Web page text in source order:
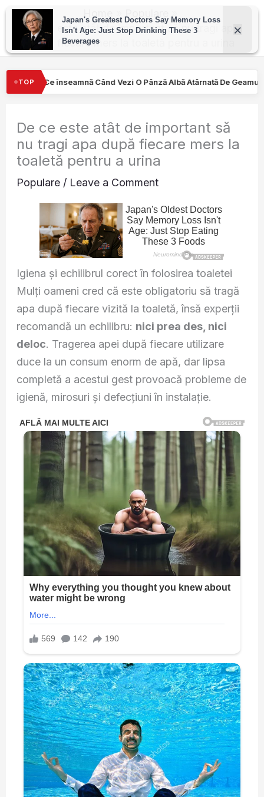
Skip
content
De ce este atât de important să nu tragi apa
după fiecare mers la toaletă pentru a urina
TOP
O Pânză Albă Atârnată De Geamul Unei Mașini. Semnalul…
De ce este atât de important să
nu tragi apa după fiecare mers la
toaletă pentru a urina
Populare/ Leave a Comment
Igiena și echilibrul corect în folosirea toaletei
Mulți oameni cred că este obligatoriu să tragă
apa după fiecare vizită la toaletă, însă experții
recomandă un echilibru: nici prea des, nici
deloc. Tragerea apei după fiecare utilizare
duce la un consum enorm de apă, dar lipsa
completă a acestui gest provoacă probleme de
igienă, mirosuri și defecțiuni în instalație.